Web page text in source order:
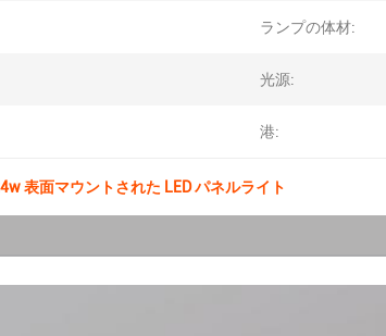
ランプの体材:
光源:
港:
表面マウントされた LED パネルライト